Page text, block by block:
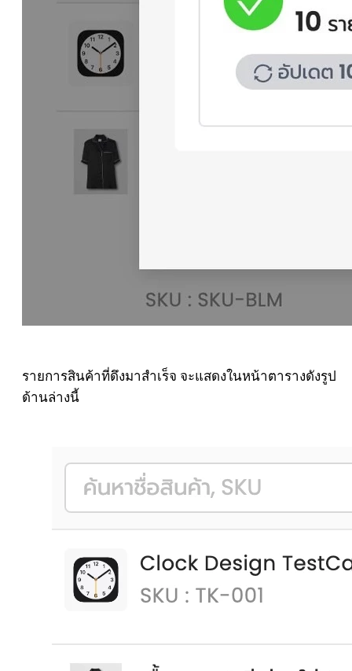
รายการสินค้าที่ดึงมาสำเร็จ จะแสดงในหน้าตารางดังรูป
ด้านล่างนี้